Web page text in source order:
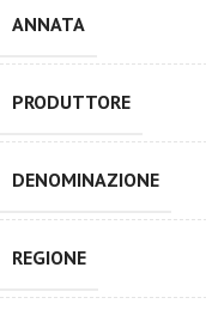
ANNATA
PRODUTTORE
DENOMINAZIONE
REGIONE